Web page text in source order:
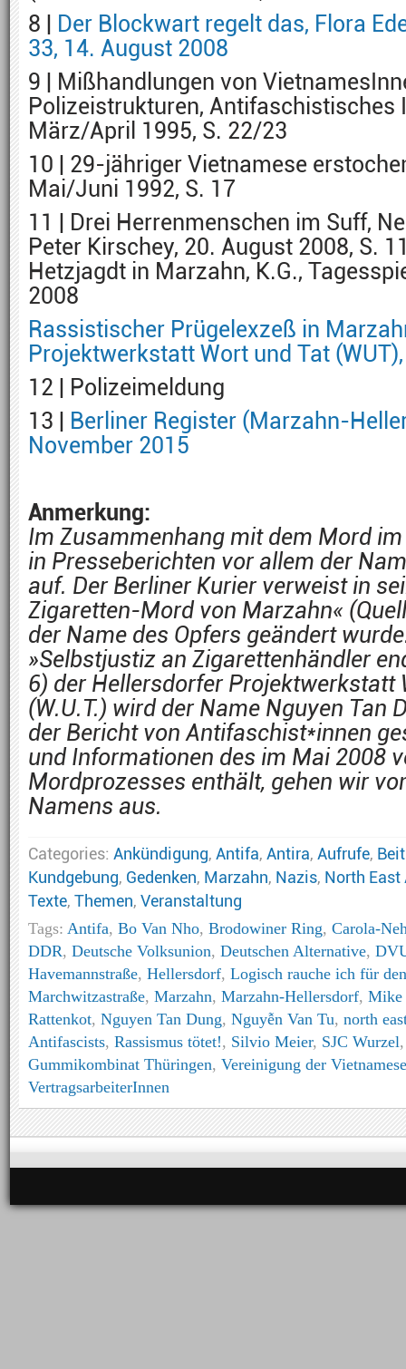
8 |
Der Blockwart regelt das, Flora
33, 14. August 2008
9 | Mißhandlungen von
Polizeistrukturen, Antifaschistisches
März/April 1995, S. 22/23
10 | 29-jähriger Vietnamese
Mai/Juni 1992, S. 17
11 | Drei Herrenmenschen im Suff,
Peter Kirschey, 20. August 2008, S.
Hetzjagdt in Marzahn, K.G.,
2008
Rassistischer Prügelexzeß in
Projektwerkstatt Wort und Tat
12 | Polizeimeldung
13 |
Berliner Register (Marzahn-
November 2015
Anmerkung:
Im Zusammenhang mit dem Mord
in Presseberichten vor allem der
auf. Der Berliner Kurier verweist in
Zigaretten-Mord von Marzahn«
der Name des Opfers geändert
»Selbstjustiz an Zigarettenhändler
6) der Hellersdorfer Projektwerkstatt
(W.U.T.) wird der Name Nguyen Tan
der Bericht von Antifaschist*innen
und Informationen des im Mai 2008
Mordprozesses enthält, gehen wir
Namens aus.
Categories: Ankündigung, Antifa, Antira, Aufrufe,
Kundgebung, Gedenken, Marzahn, Nazis, North East
Texte, Themen, Veranstaltung
Tags: Antifa, Bo Van Nho, Brodowiner Ring, Carola-
DDR, Deutsche Volksunion, Deutschen Alternative,
Havemannstraße, Hellersdorf, Logisch rauche ich für
Marchwitzastraße, Marzahn, Marzahn-Hellersdorf,
Rattenkot, Nguyen Tan Dung, Nguyễn Van Tu, north
Antifascists, Rassismus tötet!, Silvio Meier, SJC Wurzel
Gummikombinat Thüringen, Vereinigung der
VertragsarbeiterInnen